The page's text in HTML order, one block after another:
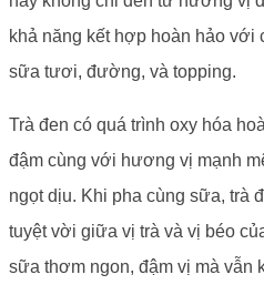
khả năng kết hợp hoàn hảo với
sữa tươi, đường, và topping.
Trà đen có quá trình oxy hóa
đậm cùng với hương vị mạnh
ngọt dịu. Khi pha cùng sữa, trà
tuyệt vời giữa vị trà và vị béo
sữa thơm ngon, đậm vị mà vẫn